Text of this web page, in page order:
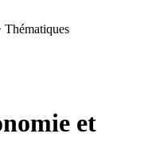
Thématiques
et